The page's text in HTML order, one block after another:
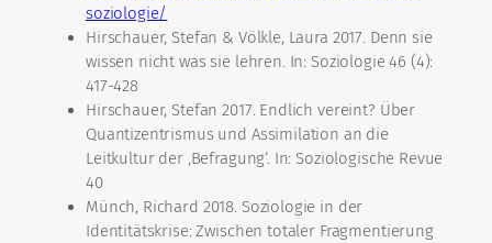
soziologie/
Hirschauer, Stefan & Völkle, Laura 2017. Denn sie
wissen nicht was sie lehren. In: Soziologie 46 (4):
417-428
Hirschauer, Stefan 2017. Endlich vereint? Über
Quantizentrismus und Assimilation an die
Leitkultur der ‚Befragung‘. In: Soziologische Revue
40
Münch, Richard 2018. Soziologie in der
Identitätskrise: Zwischen totaler Fragmentierung